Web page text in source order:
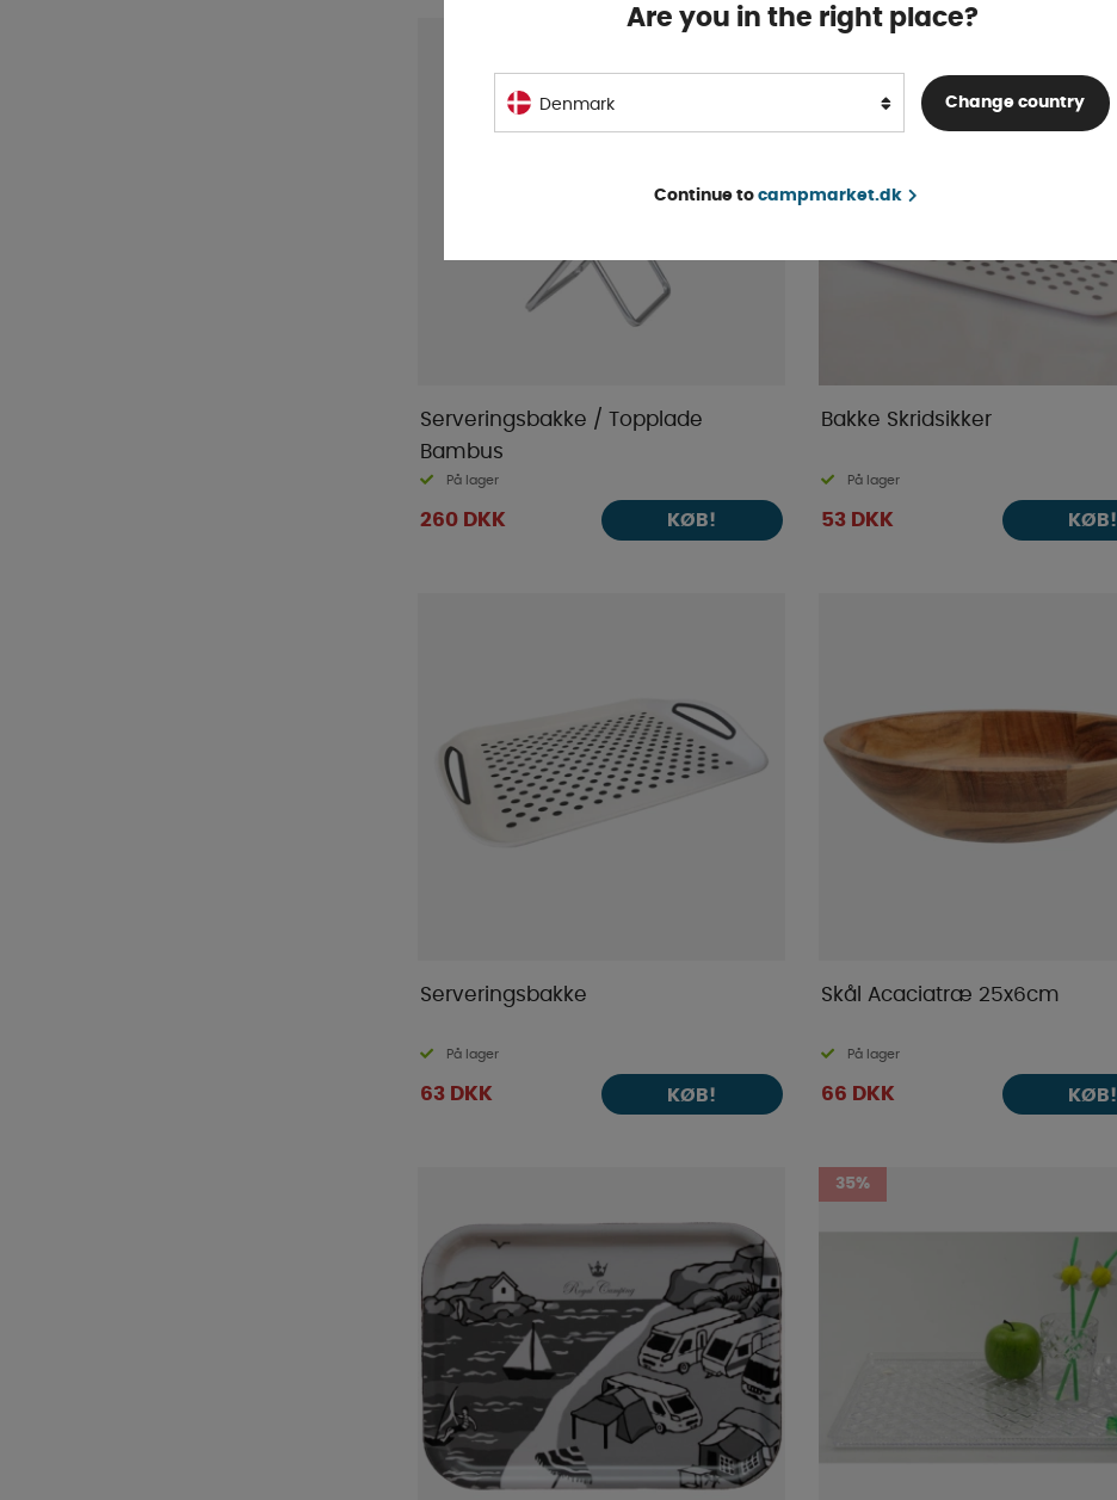
Serveringsbakke / Topplade
Bambus
På lager
260 DKK KØB!
Bakke Skridsikker
På lager
53 DKK KØB!
Serveringsbakke
På lager
63 DKK KØB!
Skål Acaciatræ 25x6cm
På lager
66 DKK KØB!
35%
Are you in the right place?
Denmark Change country
Continue to campmarket.dk